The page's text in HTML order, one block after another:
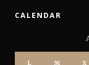
CALENDAR
L M X